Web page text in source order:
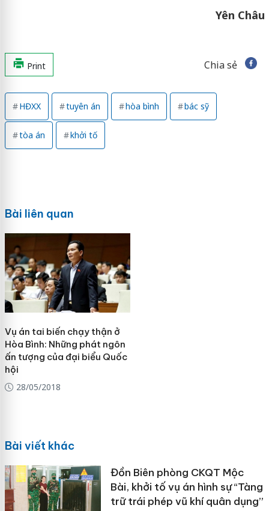
Yên Châu
Print Chia sẻ
HĐXX tuyên án hòa bình bác sỹ
tòa án khởi tố
Bài liên quan
Vụ án tai biến chạy thận ở
Hòa Bình: Những phát ngôn
ấn tượng của đại biểu Quốc
hội
28/05/2018
Bài viết khác
Đồn Biên phòng CKQT Mộc
Bài, khởi tố vụ án hình sự “Tàng
trữ trái phép vũ khí quân dụng”